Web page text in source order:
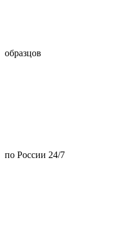
образцов
по России 24/7